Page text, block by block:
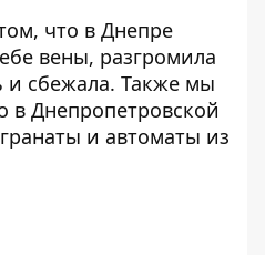
что в Днепре
вены, разгромила
и сбежала. Также мы
в Днепропетровской
и автоматы из